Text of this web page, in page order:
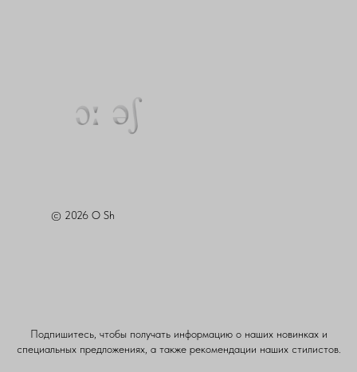
© 2026 O Sh
Подпишитесь, чтобы получать информацию о наших новинках и
специальных предложениях, а также рекомендации наших стилистов.